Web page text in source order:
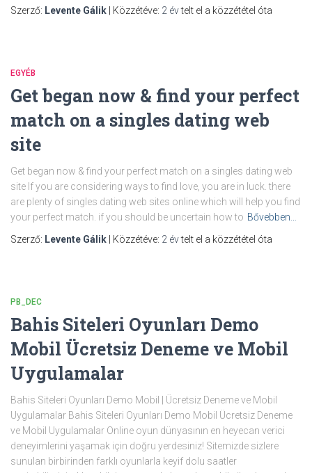
Szerző: Levente Gálik | Közzétéve: 2 évtelt el a közzététel óta
EGYÉB
Get began now & find your perfect
match on a singles dating web
site
Get began now & find your perfect match on a singles dating web
site If you are considering ways to find love, you are in luck. there
are plenty of singles dating web sites online which will help you find
your perfect match. if you should be uncertain how to Bővebben…
Szerző: Levente Gálik | Közzétéve: 2 évtelt el a közzététel óta
PB_DEC
Bahis Siteleri Oyunları Demo
Mobil Ücretsiz Deneme ve Mobil
Uygulamalar
Bahis Siteleri Oyunları Demo Mobil | Ücretsiz Deneme ve Mobil
Uygulamalar Bahis Siteleri Oyunları Demo Mobil Ücretsiz Deneme
ve Mobil Uygulamalar Online oyun dünyasının en heyecan verici
deneyimlerini yaşamak için doğru yerdesiniz! Sitemizde sizlere
sunulan birbirinden farklı oyunlarla keyif dolu saatler